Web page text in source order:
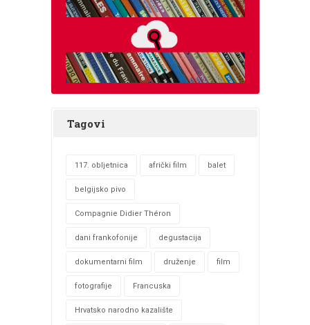
Tagovi
117. obljetnica afrički film balet
belgijsko pivo
Compagnie Didier Théron
dani frankofonije degustacija
dokumentarni film druženje film
fotografije Francuska
Hrvatsko narodno kazalište